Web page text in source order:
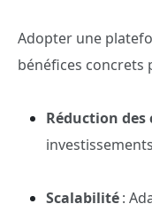
Adopter une
bénéfices concrets
Réduction des
Scalabilité: